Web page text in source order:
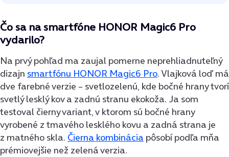
Čo sa na smartfóne HONOR Magic6 Pro
vydarilo?
Na prvý pohľad ma zaujal pomerne neprehliadnuteľný
dizajn smartfónu HONOR Magic6 Pro. Vlajková loď má
dve farebné verzie – svetlozelenú, kde bočné hrany tvorí
svetlý lesklý kov a zadnú stranu ekokoža. Ja som
testoval čierny variant, v ktorom sú bočné hrany
vyrobené z tmavého lesklého kovu a zadná strana je
z matného skla. Čierna kombinácia pôsobí podľa mňa
prémiovejšie než zelená verzia.